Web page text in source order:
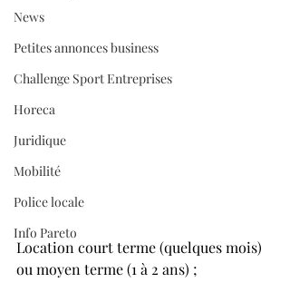
News
Petites annonces business
Challenge Sport Entreprises
Horeca
Juridique
Mobilité
Police locale
Info Pareto
Location court terme (quelques mois)
ou moyen terme (1 à 2 ans) ;